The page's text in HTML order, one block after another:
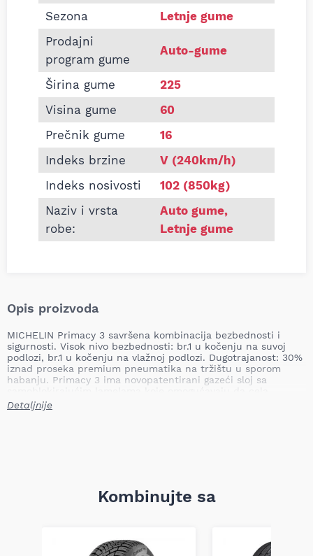
Sezona
Letnje gume
Prodajni
program gume
Auto-gume
Širina gume
225
Visina gume
60
Prečnik gume
16
Indeks brzine
V (240km/h)
Indeks nosivosti
102 (850kg)
Naziv i vrsta
robe:
Auto gume,
Letnje gume
Opis proizvoda
MICHELIN Primacy 3 savršena kombinacija bezbednosti i
sigurnosti. Visok nivo bezbednosti: br.1 u kočenju na suvoj
podlozi, br.1 u kočenju na vlažnoj podlozi. Dugotrajanost: 30%
iznad proseka premium pneumatika na tržištu u sporom
habanju. Primacy 3 ima novopatentirani gazeći sloj sa
površina pneumatika bude u dodiru sa putem.
Novopatentirana guma gazećeg sloja MICHELIN PRIMACY 3
Detaljnije
Kombinujte sa